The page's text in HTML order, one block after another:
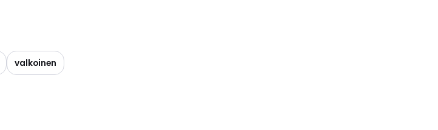
valkoinen